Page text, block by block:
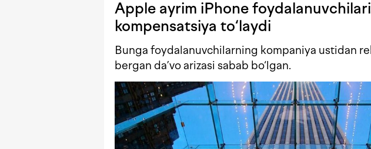
Apple ayrim iPhone
kompensatsiya to‘laydi
Bunga foydalanuvchilarning kompaniya ustidan
bergan da’vo arizasi sabab bo‘lgan.